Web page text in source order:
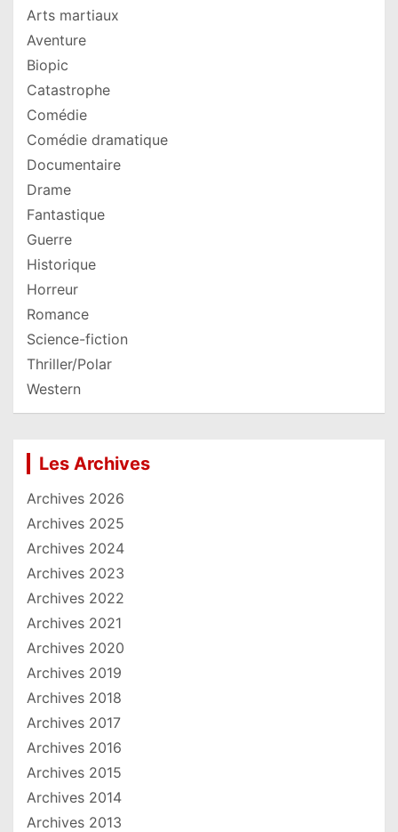
Arts martiaux
Aventure
Biopic
Catastrophe
Comédie
Comédie dramatique
Documentaire
Drame
Fantastique
Guerre
Historique
Horreur
Romance
Science-fiction
Thriller/Polar
Western
Les Archives
Archives 2026
Archives 2025
Archives 2024
Archives 2023
Archives 2022
Archives 2021
Archives 2020
Archives 2019
Archives 2018
Archives 2017
Archives 2016
Archives 2015
Archives 2014
Archives 2013